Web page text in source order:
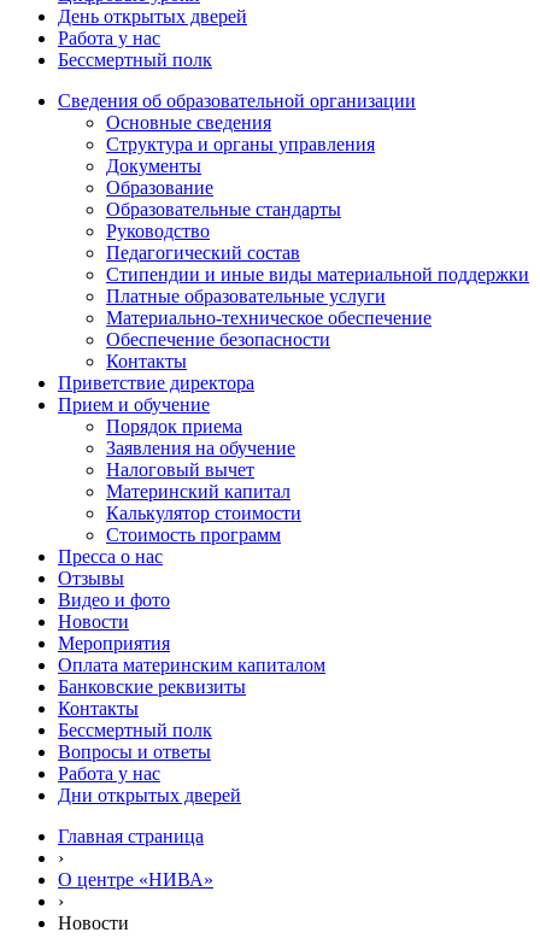
День открытых дверей
Работа у нас
Бессмертный полк
Сведения об образовательной организации
Основные сведения
Структура и органы управления
Документы
Образование
Образовательные стандарты
Руководство
Педагогический состав
Стипендии и иные виды материальной поддержки
Платные образовательные услуги
Материально-техническое обеспечение
Обеспечение безопасности
Контакты
Приветствие директора
Прием и обучение
Порядок приема
Заявления на обучение
Налоговый вычет
Материнский капитал
Калькулятор стоимости
Стоимость программ
Пресса о нас
Отзывы
Видео и фото
Новости
Мероприятия
Оплата материнским капиталом
Банковские реквизиты
Контакты
Бессмертный полк
Вопросы и ответы
Работа у нас
Дни открытых дверей
Главная страница
›
О центре «НИВА»
›
Новости